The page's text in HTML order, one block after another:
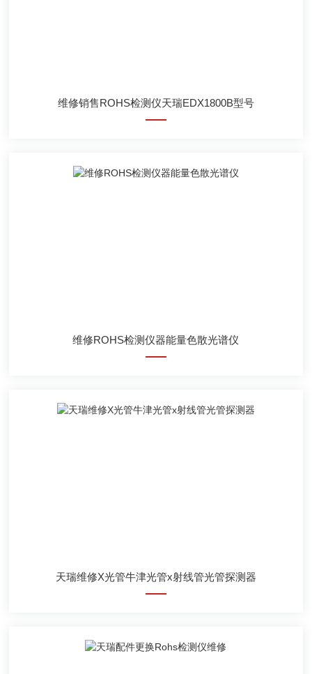
维修销售ROHS检测仪天瑞EDX1800B型号
维修ROHS检测仪器能量色散光谱仪
天瑞维修X光管牛津光管x射线管光管探测器